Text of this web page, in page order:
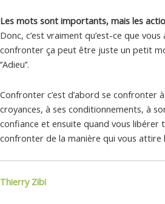
Les mots sont importants, mais les
Donc, c’est vraiment qu’est-ce que
confronter ça peut être juste un petit
‘’Adieu’’.
Confronter c’est d’abord se confronter
croyances, à ses conditionnements, à
confiance et ensuite quand vous libérer
confronter de la manière qui vous attire
Thierry Zibi